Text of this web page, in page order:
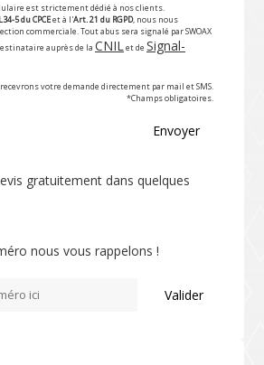
est strictement dédié à nos clients.
5 du CPCEet à l'Art. 21 du RGPD, nous nous
commerciale. Tout abus sera signalé par SWOAX
auprès de la CNILet de Signal-
votre demande directement par mail et SMS.
*Champs obligatoires.
Envoyer
gratuitement dans quelques
nous vous rappelons !
Valider